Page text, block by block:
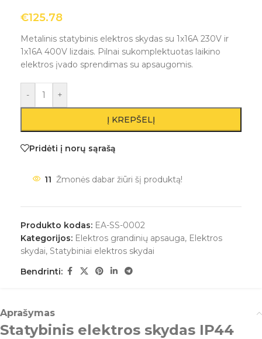
€125.78
Metalinis statybinis elektros skydas su 1x16A 230V ir
1x16A 400V lizdais. Pilnai sukomplektuotas laikino
elektros įvado sprendimas su apsaugomis.
- +
Į KREPŠELĮ
Pridėti į norų sąrašą
11 Žmonės dabar žiūri šį produktą!
Produkto kodas: EA-SS-0002
Kategorijos: Elektros grandinių apsauga, Elektros
skydai, Statybiniai elektros skydai
Bendrinti:
Aprašymas
Statybinis elektros skydas IP44